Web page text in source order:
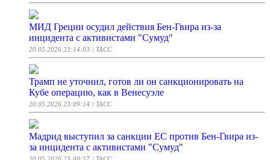
МИД Греции осудил действия Бен-Гвира из-за
инцидента с активистами "Сумуд"
20.05.2026 23:14:03 | ТАСС
Трамп не уточнил, готов ли он санкционировать на
Кубе операцию, как в Венесуэле
20.05.2026 23:09:14 | ТАСС
Мадрид выступил за санкции ЕС против Бен-Гвира из-
за инцидента с активистами "Сумуд"